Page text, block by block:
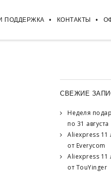
ПОДДЕРЖКА КОНТАКТЫ
СВЕЖИЕ
Неделя
по 31 августа
Aliexpress 11
от Everycom
Aliexpress 11
от TouYinger